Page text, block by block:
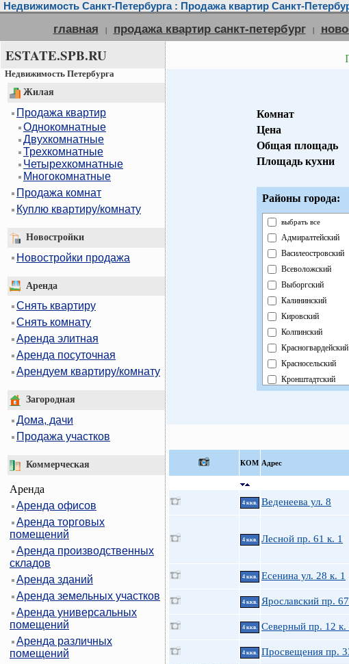
Недвижимость Санкт-Петербурга : Продажа квартир Санкт-
главная | продажа квартир санкт-петербург |
ESTATE.SPB.RU
Недвижимость Петербурга
Жилая
Продажа квартир
Однокомнатные
Двухкомнатные
Трехкомнатные
Четырехкомнатные
Многокомнатные
Продажа комнат
Куплю квартиру/комнату
Новостройки
Новостройки продажа
Аренда
Снять квартиру
Снять комнату
Аренда элитная
Аренда посуточная
Арендуем квартиру/комнату
Загородная
Дома, дачи
Продажа участков
Коммерческая
Аренда
Аренда офисов
Аренда торговых
помещений
Аренда производственных
складов
Аренда зданий
Аренда земельных участков
Аренда универсальных
помещений
Аренда различных
помещений
Комнат
Цена
Общая площадь
Площадь кухни
Районы города:
выбрать все
Адмиралтейский
Василеостровский
Всеволожский
Выборгский
Калининский
Кировский
Колпинский
Красногвардейский
Красносельский
Кронштадтский
Петроградский
Приморский
Фрунзенский
КOМ Адрес
4 ккв. Веденеева ул. 8
4 ккв. Лесной пр. 61 к. 1
4 ккв. Есенина ул. 28 к. 1
4 ккв. Ярославский пр. 67
4 ккв. Северный пр. 12 к.
4 ккв. Просвещения пр.